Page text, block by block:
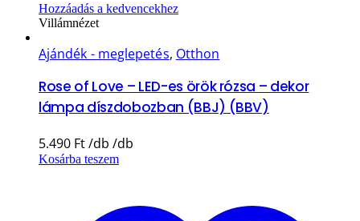
Hozzáadás a kedvencekhez
Villámnézet
Ajándék - meglepetés, Otthon
Rose of Love – LED-es örök rózsa – dekor
lámpa díszdobozban (BBJ) (BBV)
5.490 Ft
Kosárba teszem